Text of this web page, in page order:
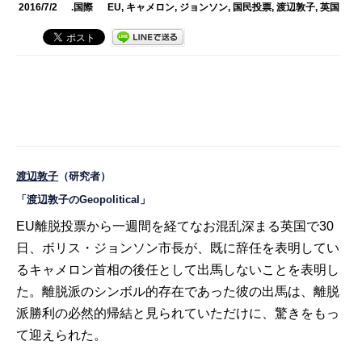
2016/7/2 .国際 EU, キャメロン, ジョンソン, 国民投票, 渡辺敦子, 英国
渡辺敦子 （研究者）
「渡辺敦子のGeopolitical」
EU離脱投票から一週間を経てなお混乱深まる英国で30
日、ボリス・ジョンソン市長が、既に辞任を表明してい
るキャメロン首相の後任として出馬しないことを表明し
た。離脱派のシンボル的存在であった彼の出馬は、離脱
派勝利の必然的帰結と見られていただけに、驚きをもっ
て迎えられた。